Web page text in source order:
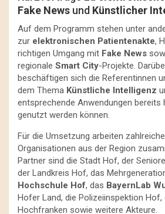
Fake News und Künstlicher
Auf dem Programm stehen unter
zur elektronischen Patientenakte,
richtigen Umgang mit Fake News
regionale Smart City-Projekte.
beschäftigen sich die Referentinnen
dem Thema Künstliche Intelligenz
entsprechende Anwendungen bereits
genutzt werden können.
Für die Umsetzung arbeiten
Organisationen aus der Region
Partner sind die Stadt Hof, der
der Landkreis Hof, das
Hochschule Hof, das BayernLab
Hofer Land, die Polizeiinspektion Hof,
Hochfranken sowie weitere Akteure.